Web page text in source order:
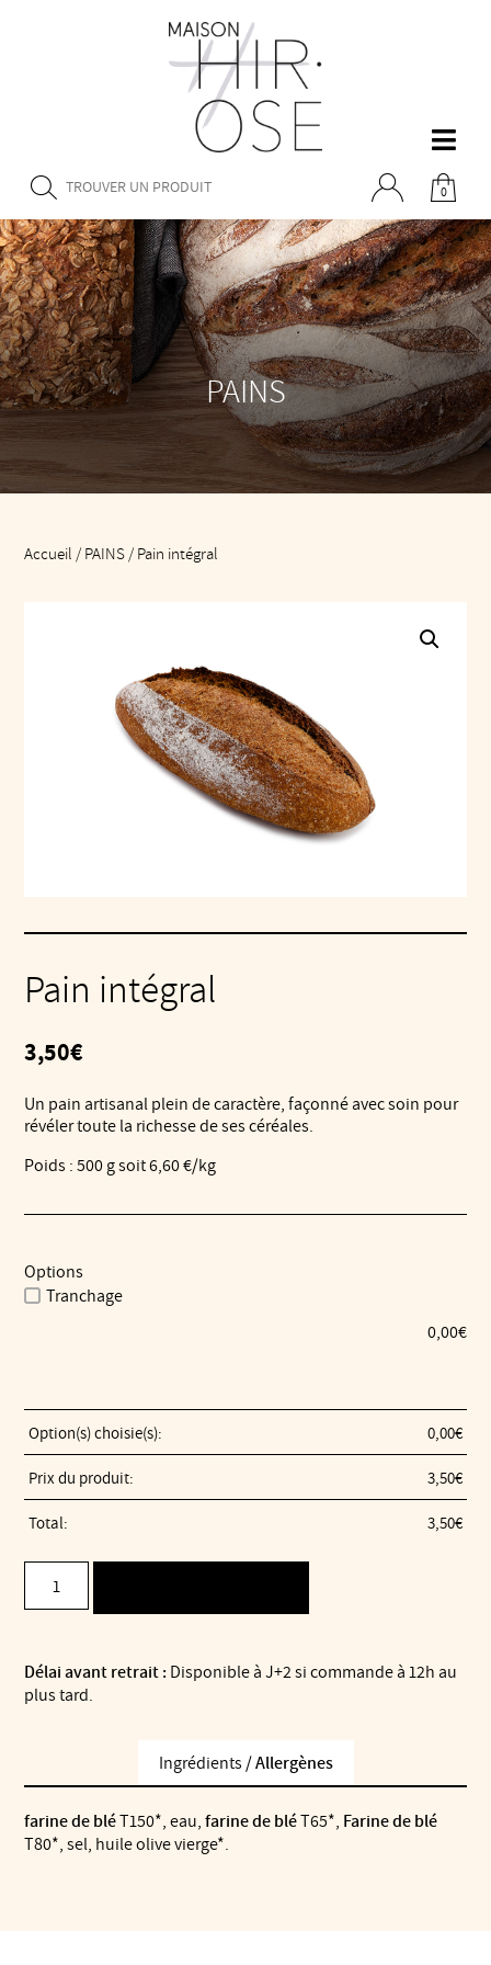
0
PAINS
Accueil / PAINS / Pain intégral
Pain intégral
3,50€
Un pain artisanal plein de caractère, façonné avec soin pour
révéler toute la richesse de ses céréales.
Poids : 500 g soit 6,60 €/kg
Options
Tranchage
0,00€
Option(s) choisie(s): 0,00€
Prix du produit: 3,50€
Total: 3,50€
Pain
Délai avant retrait : Disponible à J+2 si commande à 12h au
plus tard.
Ingrédients /Allergènes
farine de bléT150*, eau,farine de bléT65*, Farine de blé
T80*, sel, huile olive vierge*.